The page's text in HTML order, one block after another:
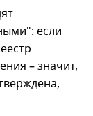
если
– значит,